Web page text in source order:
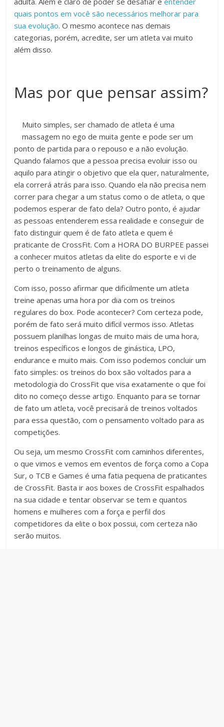
quais pontos em você são necessários melhorar para
sua evolução. O mesmo acontece nas demais
categorias, porém, acredite, ser um atleta vai muito
além disso.
Mas por que pensar assim?
Muito simples, ser chamado de atleta é uma
massagem no ego de muita gente e pode ser um
ponto de partida para o repouso e a não evolução.
Quando falamos que a pessoa precisa evoluir isso ou
aquilo para atingir o objetivo que ela quer, naturalmente,
ela correrá atrás para isso. Quando ela não precisa nem
correr para chegar a um status como o de atleta, o que
podemos esperar de fato dela? Outro ponto, é ajudar
as pessoas entenderem essa realidade e conseguir de
fato distinguir quem é de fato atleta e quem é
praticante de CrossFit. Com a HORA DO BURPEE passei
a conhecer muitos atletas da elite do esporte e vi de
perto o treinamento de alguns.
Com isso, posso afirmar que dificilmente um atleta
treine apenas uma hora por dia com os treinos
regulares do box. Pode acontecer? Com certeza pode,
porém de fato será muito difícil vermos isso. Atletas
possuem planilhas longas de muito mais de uma hora,
treinos específicos e longos de ginástica, LPO,
endurance e muito mais. Com isso podemos concluir um
fato simples: os treinos do box são voltados para a
metodologia do CrossFit que visa exatamente o que foi
dito no começo desse artigo. Enquanto para se tornar
de fato um atleta, você precisará de treinos voltados
para essa questão, com o pensamento voltado para as
competições.
Ou seja, um mesmo CrossFit com caminhos diferentes,
o que vimos e vemos em eventos de força como a Copa
Sur, o TCB e Games é uma fatia pequena de praticantes
de CrossFit. Basta ir aos boxes de CrossFit espalhados
na sua cidade e tentar observar se tem e quantos
homens e mulheres com a força e perfil dos
competidores da elite o box possui, com certeza não
serão muitos.